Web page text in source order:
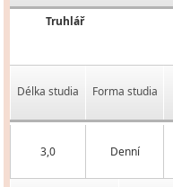
Truhlář
Délka studia Forma studia
3,0 Denní